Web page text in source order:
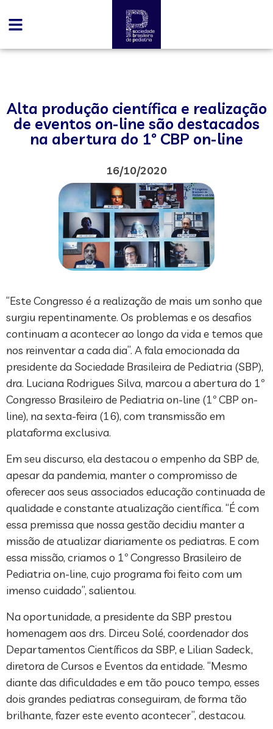
Alta produção científica e realização
de eventos on-line são destacados
na abertura do 1º CBP on-line
16/10/2020
“Este Congresso é a realização de mais um sonho que
surgiu repentinamente. Os problemas e os desafios
continuam a acontecer ao longo da vida e temos que
nos reinventar a cada dia”. A fala emocionada da
presidente da Sociedade Brasileira de Pediatria (SBP),
dra. Luciana Rodrigues Silva, marcou a abertura do 1º
Congresso Brasileiro de Pediatria on-line (1º CBP on-
line), na sexta-feira (16), com transmissão em
plataforma exclusiva.
Em seu discurso, ela destacou o empenho da SBP de,
apesar da pandemia, manter o compromisso de
oferecer aos seus associados educação continuada de
qualidade e constante atualização científica. “É com
essa premissa que nossa gestão decidiu manter a
missão de atualizar diariamente os pediatras. E com
essa missão, criamos o 1º Congresso Brasileiro de
Pediatria on-line, cujo programa foi feito com um
imenso cuidado”, salientou.
Na oportunidade, a presidente da SBP prestou
homenagem aos drs. Dirceu Solé, coordenador dos
Departamentos Científicos da SBP, e Lilian Sadeck,
diretora de Cursos e Eventos da entidade. “Mesmo
diante das dificuldades e em tão pouco tempo, esses
dois grandes pediatras conseguiram, de forma tão
brilhante, fazer este evento acontecer”, destacou.